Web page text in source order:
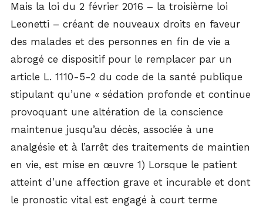
Mais la loi du 2 février 2016 – la troisième loi
Leonetti – créant de nouveaux droits en faveur
des malades et des personnes en fin de vie a
abrogé ce dispositif pour le remplacer par un
article L. 1110-5-2 du code de la santé publique
stipulant qu’une « sédation profonde et continue
provoquant une altération de la conscience
maintenue jusqu’au décès, associée à une
analgésie et à l’arrêt des traitements de maintien
en vie, est mise en œuvre 1) Lorsque le patient
atteint d’une affection grave et incurable et dont
le pronostic vital est engagé à court terme